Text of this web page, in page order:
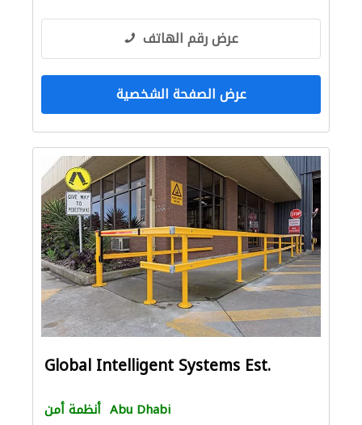
عرض رقم الهاتف
عرض الصفحة الشخصية
Global Intelligent Systems Est.
أنظمة أمن Abu Dhabi